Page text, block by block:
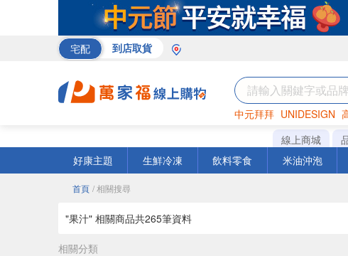
宅配 到店取貨
中元拜拜 UNIDESIGN
罐頭 海苔 洋芋
線上商城
好康主題
生鮮冷凍 飲料零食 米油沖泡
首頁 / 相關搜尋
"果汁" 相關商品共265筆資料
相關分類